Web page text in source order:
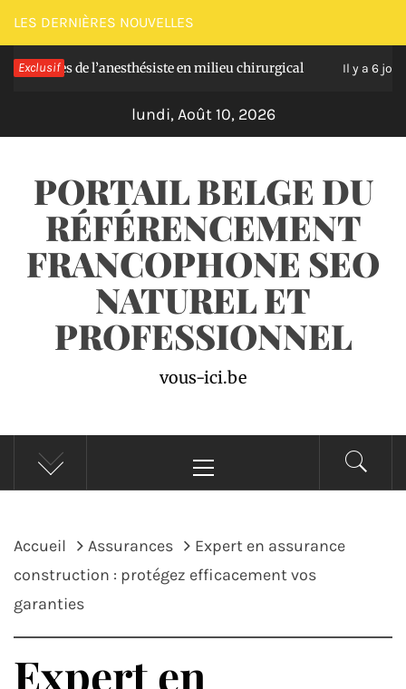
Passer
au
contenu
LES DERNIÈRES NOUVELLES
Exclusif
de l’anesthésiste en milieu chirurgical Il y a 6 jours
lundi, Août 10, 2026
PORTAIL BELGE DU
RÉFÉRENCEMENT
FRANCOPHONE SEO
NATUREL ET
PROFESSIONNEL
vous-ici.be
principal
Accueil Assurances
Expert en assurance
construction : protégez efficacement vos
garanties
Expert en